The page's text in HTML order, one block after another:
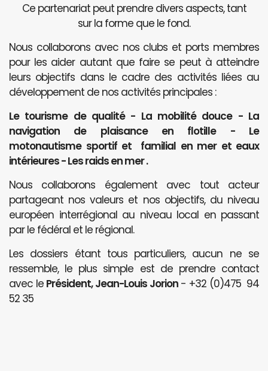
Ce partenariat peut prendre divers aspects, tant
sur la forme que le fond.
Nous collaborons avec nos clubs et ports membres
pour les aider autant que faire se peut à atteindre
leurs objectifs dans le cadre des activités liées au
développement de nos activités principales :
Le tourisme de qualité - La mobilité douce - La
navigation de plaisance en flotille - Le
motonautisme sportif et familial en mer et eaux
intérieures - Les raids en mer .
Nous collaborons également avec tout acteur
partageant nos valeurs et nos objectifs, du niveau
européen interrégional au niveau local en passant
par le fédéral et le régional.
Les dossiers étant tous particuliers, aucun ne se
ressemble, le plus simple est de prendre contact
avec le Président, Jean-Louis Jorion- +32 (0)475 94
52 35